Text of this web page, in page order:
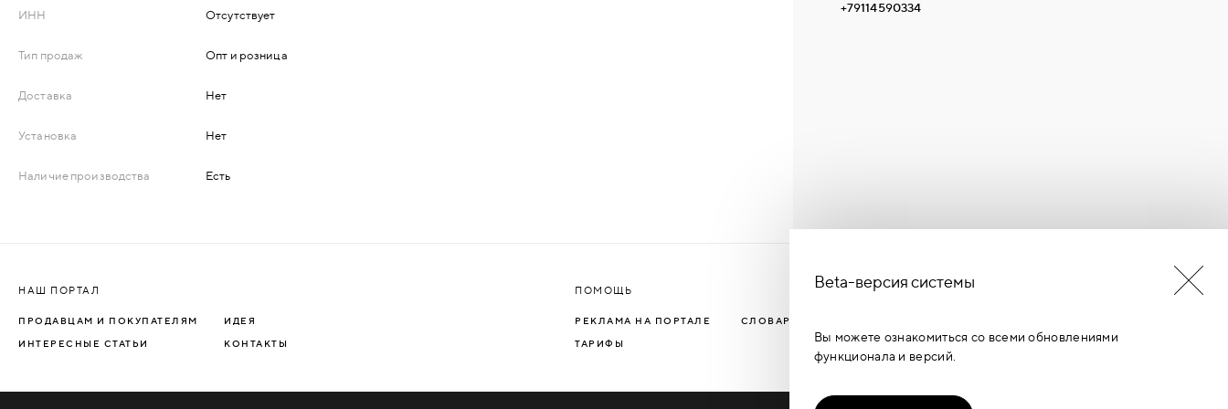
КОМБИНИРОВАННЫЕ
УПОРЫ
ИНН Отсутствует
Тип продаж Опт и розница
Доставка Нет
Установка Нет
Наличие производства Есть
+79114590334
НАШ ПОРТАЛ
ПРОДАВЦАМ И ПОКУПАТЕЛЯМ ИДЕЯ
ИНТЕРЕСНЫЕ СТАТЬИ КОНТАКТЫ
ПОМОЩЬ
РЕКЛАМА НА ПОРТАЛЕ СЛОВАРЬ ТЕРМИНОВ
ТАРИФЫ
БУДЬ В КУРСЕ НОВОСТЕЙ
Beta-версия системы
Вы можете ознакомиться со всеми обновлениями
функционала и версий.